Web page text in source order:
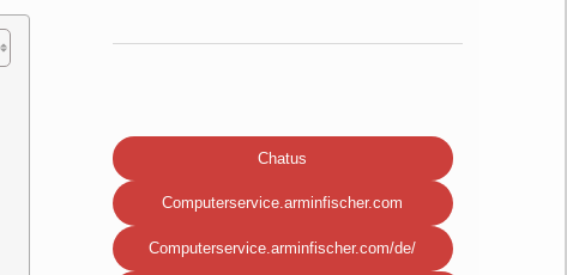
Chatus
Computerservice.arminfischer.com
Computerservice.arminfischer.com/de/